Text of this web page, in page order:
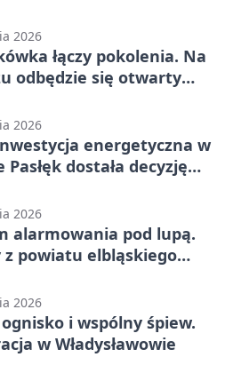
2026
łączy pokolenia. Na
odbędzie się otwarty
2026
energetyczna w
dostała decyzję
2026
alarmowania pod lupą.
z powiatu elbląskiego
2026
i wspólny śpiew.
w Władysławowie